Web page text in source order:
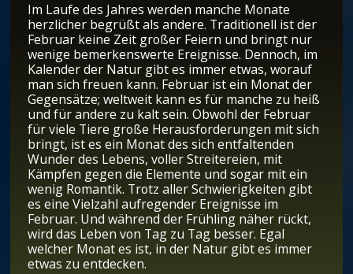
Im Laufe des Jahres werden manche Monate
herzlicher begrüßt als andere. Traditionell ist der
Februar keine Zeit großer Feiern und bringt nur
wenige bemerkenswerte Ereignisse. Dennoch, im
Kalender der Natur gibt es immer etwas, worauf
man sich freuen kann. Februar ist ein Monat der
Gegensätze; weltweit kann es für manche zu heiß
und für andere zu kalt sein. Obwohl der Februar
für viele Tiere große Herausforderungen mit sich
bringt, ist es ein Monat des sich entfaltenden
Wunder des Lebens, voller Streitereien, mit
Kämpfen gegen die Elemente und sogar mit ein
wenig Romantik. Trotz aller Schwierigkeiten gibt
es eine Vielzahl aufregender Ereignisse im
Februar. Und während der Frühling näher rückt,
wird das Leben von Tag zu Tag besser. Egal
welcher Monat es ist, in der Natur gibt es immer
etwas zu entdecken.